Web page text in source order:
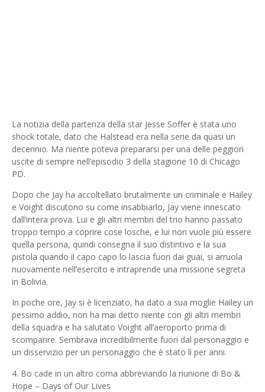
La notizia della partenza della star Jesse Soffer è stata uno
shock totale, dato che Halstead era nella serie da quasi un
decennio. Ma niente poteva prepararsi per una delle peggiori
uscite di sempre nell’episodio 3 della stagione 10 di Chicago
PD.
Dopo che Jay ha accoltellato brutalmente un criminale e Hailey
e Voight discutono su come insabbiarlo, Jay viene innescato
dall’intera prova. Lui e gli altri membri del trio hanno passato
troppo tempo a coprire cose losche, e lui non vuole più essere
quella persona, quindi consegna il suo distintivo e la sua
pistola quando il capo capo lo lascia fuori dai guai, si arruola
nuovamente nell’esercito e intraprende una missione segreta
in Bolivia.
In poche ore, Jay si è licenziato, ha dato a sua moglie Hailey un
pessimo addio, non ha mai detto niente con gli altri membri
della squadra e ha salutato Voight all’aeroporto prima di
scomparire. Sembrava incredibilmente fuori dal personaggio e
un disservizio per un personaggio che è stato lì per anni.
4. Bo cade in un altro coma abbreviando la riunione di Bo &
Hope – Days of Our Lives